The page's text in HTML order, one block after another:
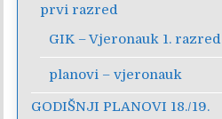
prvi razred
GIK – Vjeronauk 1. razred
planovi – vjeronauk
GODIŠNJI PLANOVI 18./19.